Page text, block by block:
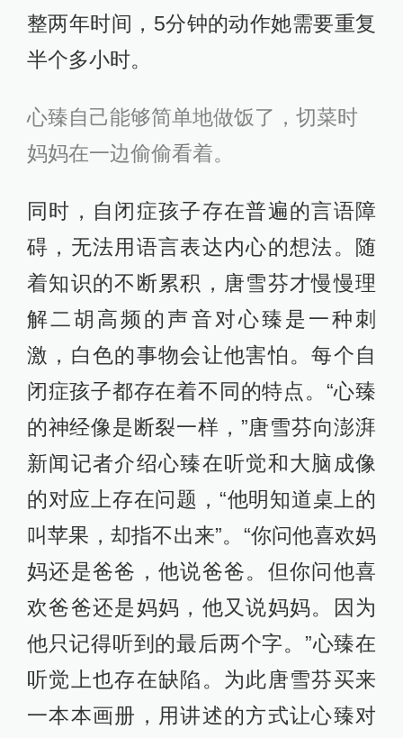
整两年时间，5分钟的动作她需要重复
半个多小时。
心臻自己能够简单地做饭了，切菜时
妈妈在一边偷偷看着。
同时，自闭症孩子存在普遍的言语障
碍，无法用语言表达内心的想法。随
着知识的不断累积，唐雪芬才慢慢理
解二胡高频的声音对心臻是一种刺
激，白色的事物会让他害怕。每个自
闭症孩子都存在着不同的特点。“心臻
的神经像是断裂一样，”唐雪芬向澎湃
新闻记者介绍心臻在听觉和大脑成像
的对应上存在问题，“他明知道桌上的
叫苹果，却指不出来”。“你问他喜欢妈
妈还是爸爸，他说爸爸。但你问他喜
欢爸爸还是妈妈，他又说妈妈。因为
他只记得听到的最后两个字。”心臻在
听觉上也存在缺陷。为此唐雪芬买来
一本本画册，用讲述的方式让心臻对